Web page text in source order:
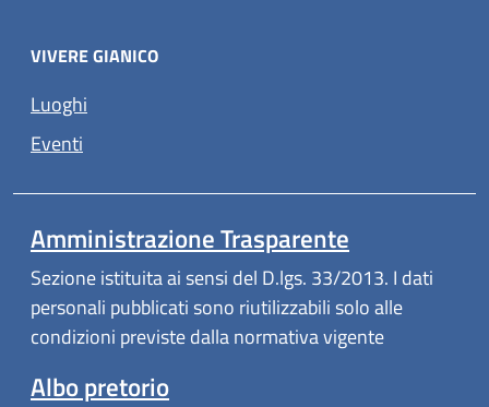
VIVERE GIANICO
Luoghi
Eventi
Amministrazione Trasparente
Sezione istituita ai sensi del D.lgs. 33/2013. I dati
personali pubblicati sono riutilizzabili solo alle
condizioni previste dalla normativa vigente
Albo pretorio